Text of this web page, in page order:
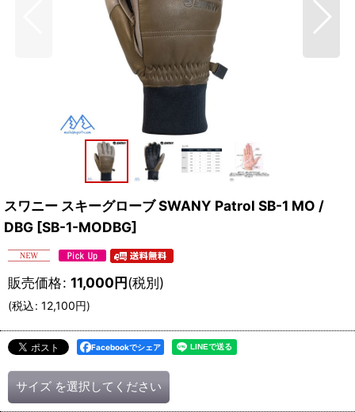
スワニー スキーグローブ SWANY Patrol SB-1 MO /
DBG [SB-1-MODBG]
販売価格: 11,000円(税別)
(税込: 12,100円)
Facebookでシェア
サイズ を選択してください